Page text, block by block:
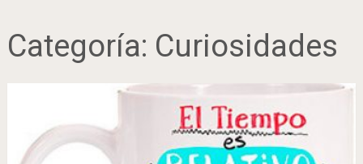
Categoría: Curiosidades